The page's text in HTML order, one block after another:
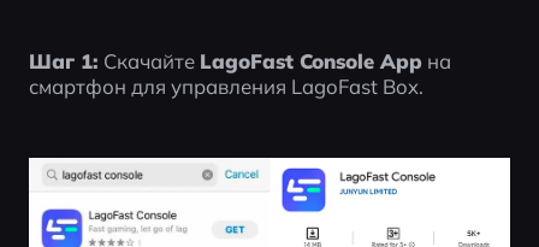
Шаг 1: Скачайте LagoFast Console App на
смартфон для управления LagoFast Box.